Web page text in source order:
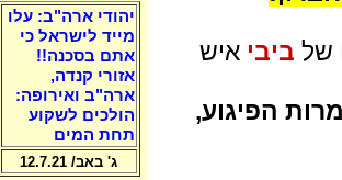
של ביבי איש
הפיגוע,
יהודי ארה"ב: עלו
מייד לישראל כי
אתם בסכנה!!
אזורי קנדה,
ארה"ב ואירופה:
הולכים לשקוע
תחת המים
ג' באב/ 12.7.21